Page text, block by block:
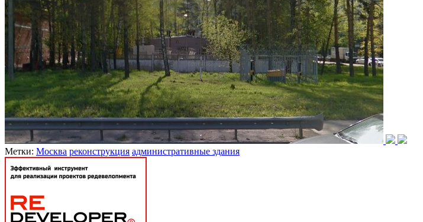
Метки: Москва реконструкция административные здания